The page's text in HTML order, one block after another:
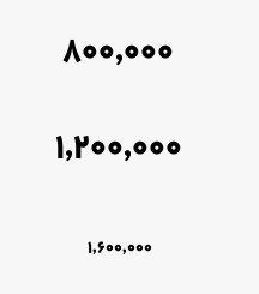
800,000
1,200,000
1,600,000